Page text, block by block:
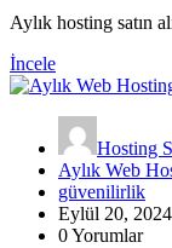
Aylık hosting satın
İncele
Hosting
Aylık Web
güvenilirlik
Eylül 20, 2024
0 Yorumlar